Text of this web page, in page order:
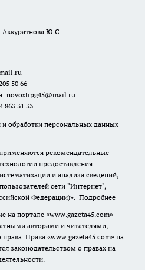
Аккуратнова Ю.С.
50 66
novostipg45@mail.ru
863 31 33
обработки персональных данных
рекомендательные
предоставления
и анализа сведений,
сети "Интернет",
Федерации)». Подробнее
портале «www.gazeta45.com»
авторами и читателями,
Права «www.gazeta45.com» на
законодательством о правах на